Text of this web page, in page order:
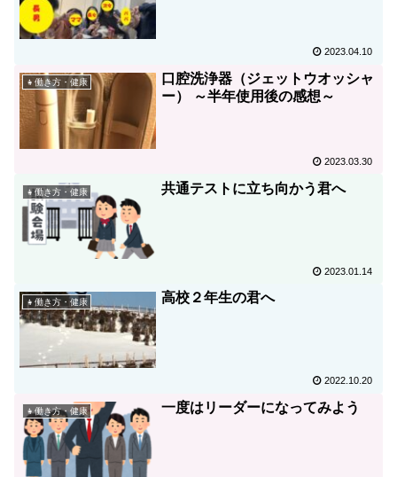
2023.04.10
👧働き方・健康
口腔洗浄器（ジェットウオッシャ
ー） ～半年使用後の感想～
2023.03.30
👧働き方・健康 共通テストに立ち向かう君へ
2023.01.14
👧働き方・健康 高校２年生の君へ
2022.10.20
👧働き方・健康 一度はリーダーになってみよう